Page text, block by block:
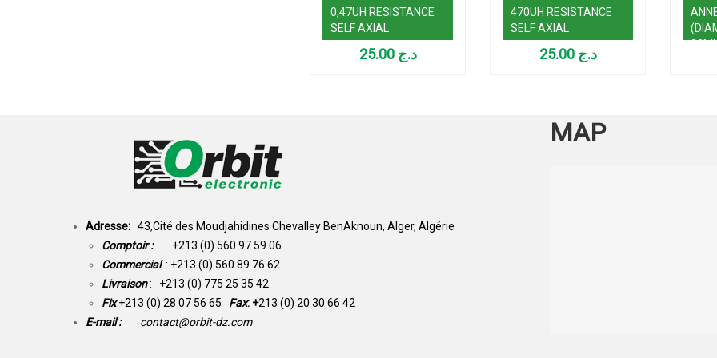
0,47UH RESISTANCE
SELF AXIAL
د.ج 25.00
470UH RESISTANCE
SELF AXIAL
د.ج 25.00
Adresse: 43,Cité des Moudjahidines Chevalley BenAknoun, Alger, Algérie
Comptoir : +213 (0) 560 97 59 06
Commercial : +213 (0) 560 89 76 62
Livraison: +213 (0) 775 25 35 42
Fix +213 (0) 28 07 56 65 Fax: +213 (0) 20 30 66 42
E-mail :
contact@orbit-dz.com
MAP